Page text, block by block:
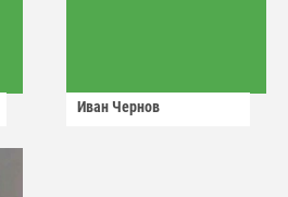
Иван Чернов